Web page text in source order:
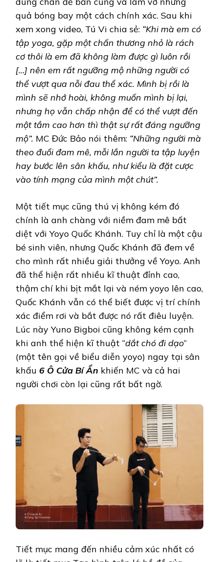
quả bóng bay một cách chính xác. Sau khi
xem xong video, Tú Vi chia sẻ: “Khi mà em có
tập yoga, gặp một chấn thương nhỏ là rách
cơ thôi là em đã không làm được gì luôn rồi
[…] nên em rất ngưỡng mộ những người có
thể vượt qua nỗi đau thể xác. Mình bị rồi là
mình sẽ nhớ hoài, không muốn mình bị lại,
nhưng họ vẫn chấp nhận để có thể vượt đến
một tầm cao hơn thì thật sự rất đáng ngưỡng
mộ”. MC Đức Bảo nói thêm: “Những người mà
theo đuổi đam mê, mỗi lần người ta tập luyện
hay bước lên sân khấu, như kiểu là đặt cược
vào tính mạng của mình một chút”.
Một tiết mục cũng thú vị không kém đó
chính là anh chàng với niềm đam mê bất
diệt với Yoyo Quốc Khánh. Tuy chỉ là một cậu
bé sinh viên, nhưng Quốc Khánh đã đem về
cho mình rất nhiều giải thưởng về Yoyo. Anh
đã thể hiện rất nhiều kĩ thuật đỉnh cao,
thậm chí khi bịt mắt lại và ném yoyo lên cao,
Quốc Khánh vẫn có thể biết được vị trí chính
xác điểm rơi và bắt được nó rất điêu luyện.
Lúc này Yuno Bigboi cũng không kém cạnh
khi anh thể hiện kĩ thuật “dắt chó đi dạo”
(một tên gọi về biểu diễn yoyo) ngay tại sân
khấu 6 Ô Cửa Bí Ẩn khiến MC và cả hai
người chơi còn lại cũng rất bất ngờ.
Tiết mục mang đến nhiều cảm xúc nhất có